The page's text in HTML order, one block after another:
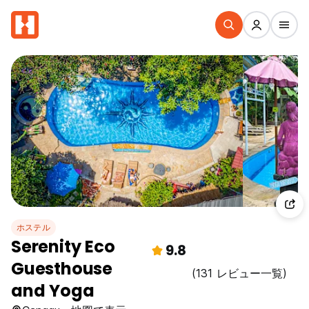
ホステル
Serenity Eco
Guesthouse
and Yoga
9.8
(131 レビュー一覧)